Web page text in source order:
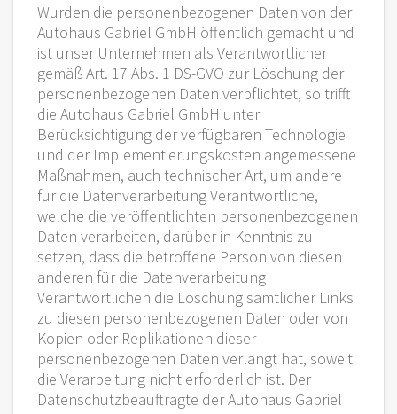
Wurden die personenbezogenen Daten von der
Autohaus Gabriel GmbH öffentlich gemacht und
ist unser Unternehmen als Verantwortlicher
gemäß Art. 17 Abs. 1 DS-GVO zur Löschung der
personenbezogenen Daten verpflichtet, so trifft
die Autohaus Gabriel GmbH unter
Berücksichtigung der verfügbaren Technologie
und der Implementierungskosten angemessene
Maßnahmen, auch technischer Art, um andere
für die Datenverarbeitung Verantwortliche,
welche die veröffentlichten personenbezogenen
Daten verarbeiten, darüber in Kenntnis zu
setzen, dass die betroffene Person von diesen
anderen für die Datenverarbeitung
Verantwortlichen die Löschung sämtlicher Links
zu diesen personenbezogenen Daten oder von
Kopien oder Replikationen dieser
personenbezogenen Daten verlangt hat, soweit
die Verarbeitung nicht erforderlich ist. Der
Datenschutzbeauftragte der Autohaus Gabriel